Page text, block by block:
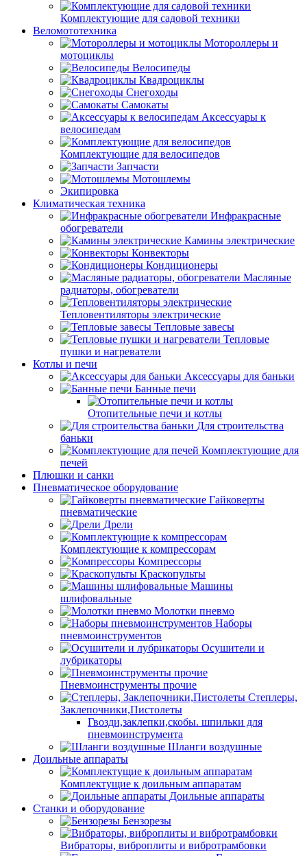
Комплектующие для садовой техники
Веломототехника
Мотороллеры и
мотоциклы
Велосипеды
Квадроциклы
Снегоходы
Самокаты
Аксессуары к
велосипедам
Комплектующие для велосипедов
Запчасти
Мотошлемы
Экипировка
Климатическая техника
Инфракрасные
обогреватели
Камины электрические
Конвекторы
Кондиционеры
Масляные
радиаторы, обогреватели
Тепловентиляторы электрические
Тепловые завесы
Тепловые
пушки и нагреватели
Котлы и печи
Аксессуары для баньки
Банные печи
Отопительные печи и котлы
Для строительства
баньки
Комплектующие для
печей
Плюшки и санки
Пневматическое оборудование
Гайковерты
пневматические
Дрели
Комплектующие к компрессорам
Компрессоры
Краскопульты
Машины
шлифовальные
Молотки пневмо
Наборы
пневмоинструментов
Осушители и
лубрикаторы
Пневмоинструменты прочие
Степлеры,
Заклепочники,Пистолеты
Гвозди,заклепки,скобы. шпильки для
пневмоинструмента
Шланги воздушные
Доильные аппараты
Комплектущие к доильным аппаратам
Доильные аппараты
Станки и оборудование
Бензорезы
Вибраторы, виброплиты и вибротрамбовки